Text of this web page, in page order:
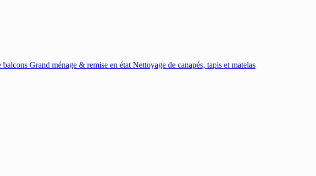
balcons Grand ménage & remise en état Nettoyage de canapés, tapis et matelas